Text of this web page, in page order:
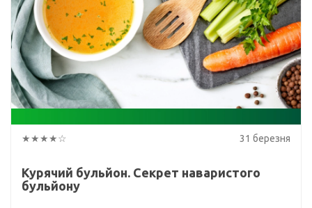
★★★★☆ 31 березня
Курячий бульйон. Секрет наваристого
бульйону